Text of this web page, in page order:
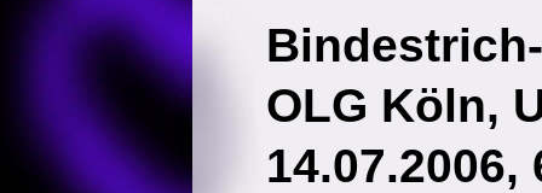
OLG Köln,
14.07.2006,